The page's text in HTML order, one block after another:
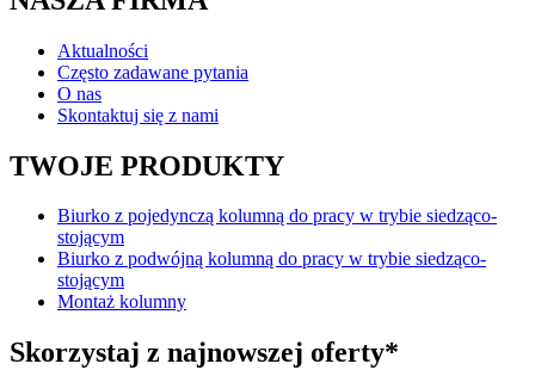
Aktualności
Często zadawane pytania
O nas
Skontaktuj się z nami
TWOJE PRODUKTY
Biurko z pojedynczą kolumną do pracy w trybie siedząco-
stojącym
Biurko z podwójną kolumną do pracy w trybie siedząco-
stojącym
Montaż kolumny
Skorzystaj z najnowszej oferty*